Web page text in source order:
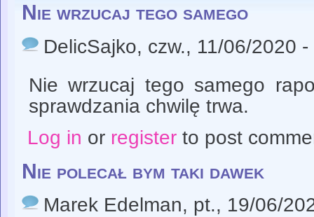
Nie wrzucaj tego samego
DelicSajko, czw., 11/06/2020
Nie wrzucaj tego samego
sprawdzania chwilę trwa.
Log in or registerto post
Nie polecał bym taki dawek
Marek Edelman, pt., 19/06/